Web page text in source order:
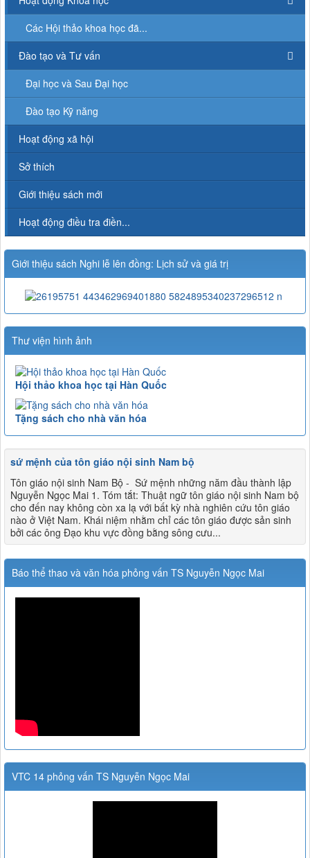
Các Hội thảo khoa học đã...
Đào tạo và Tư vấn
Đại học và Sau Đại học
Đào tạo Kỹ năng
Hoạt động xã hội
Sở thích
Giới thiệu sách mới
Hoạt động điều tra điền...
Giới thiệu sách Nghi lễ lên đồng: Lịch sử và giá trị
Thư viện hình ảnh
Hội thảo khoa học tại Hàn Quốc
Tặng sách cho nhà văn hóa
sứ mệnh của tôn giáo nội sinh Nam bộ
Tôn giáo nội sinh Nam Bộ - Sứ mệnh những năm đầu thành lập
Nguyễn Ngọc Mai 1. Tóm tắt: Thuật ngữ tôn giáo nội sinh Nam bộ
cho đến nay không còn xa lạ với bất kỳ nhà nghiên cứu tôn giáo
nào ở Việt Nam. Khái niệm nhằm chỉ các tôn giáo được sản sinh
bởi các ông Đạo khu vực đồng bằng sông cưu...
Báo thể thao và văn hóa phỏng vấn TS Nguyễn Ngọc Mai
VTC 14 phỏng vấn TS Nguyễn Ngọc Mai